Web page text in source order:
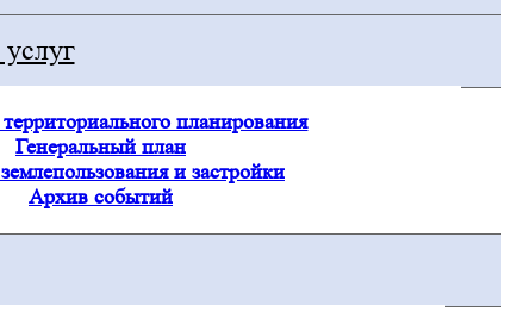
планирования
Генеральный план
и застройки
Архив событий